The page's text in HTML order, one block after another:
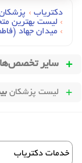
دکتریاب ›
› لیست بهترین
› میدان جهاد
سایر
لیست پزشکان
خدمات دکتریاب